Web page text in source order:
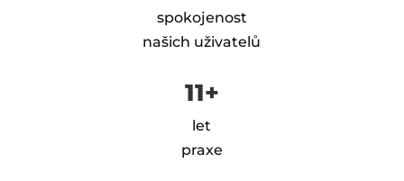
spokojenost
našich uživatelů
11+
let
praxe